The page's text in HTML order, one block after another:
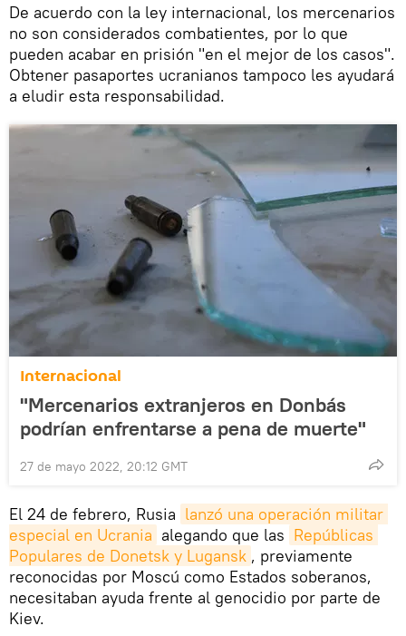
De acuerdo con la ley internacional, los mercenarios
no son considerados combatientes, por lo que
pueden acabar en prisión "en el mejor de los casos".
Obtener pasaportes ucranianos tampoco les ayudará
a eludir esta responsabilidad.
Internacional
"Mercenarios extranjeros en Donbás
podrían enfrentarse a pena de muerte"
27 de mayo 2022, 20:12 GMT
El 24 de febrero, Rusia lanzó una operación militar
especial en Ucrania alegando que las Repúblicas
Populares de Donetsk y Lugansk , previamente
reconocidas por Moscú como Estados soberanos,
necesitaban ayuda frente al genocidio por parte de
Kiev.